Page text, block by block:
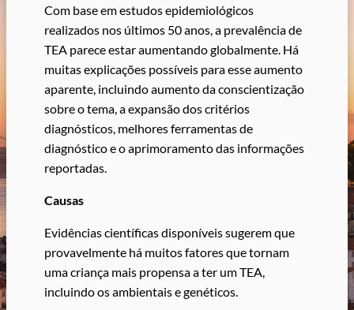
Com base em estudos epidemiológicos
realizados nos últimos 50 anos, a prevalência de
TEA parece estar aumentando globalmente. Há
muitas explicações possíveis para esse aumento
aparente, incluindo aumento da conscientização
sobre o tema, a expansão dos critérios
diagnósticos, melhores ferramentas de
diagnóstico e o aprimoramento das informações
reportadas.
Causas
Evidências científicas disponíveis sugerem que
provavelmente há muitos fatores que tornam
uma criança mais propensa a ter um TEA,
incluindo os ambientais e genéticos.